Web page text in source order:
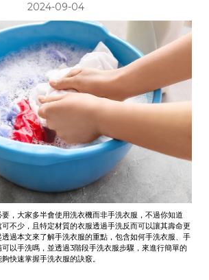
2024-09-04
，大家多半會使用洗衣機而非手洗衣服，不過你知道
不少，且特定材質的衣服透過手洗反而可以讓其壽命更
過本文來了解手洗衣服的重點，包含如何手洗衣服、手
以手洗嗎，並透過3階段手洗衣服步驟，來進行簡單的
快速掌握手洗衣服的訣竅。